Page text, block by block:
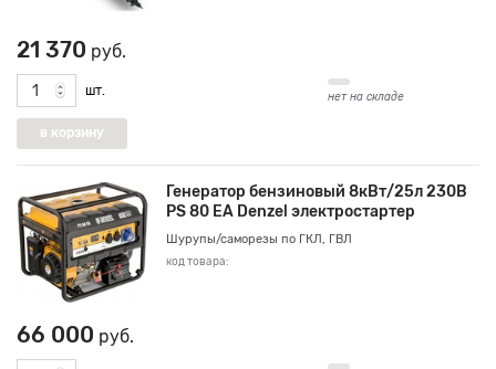
21 370 руб.
шт. нет на складе
Генератор бензиновый 8кВт/25л 230В
PS 80 EA Denzel электростартер
Шурупы/саморезы по ГКЛ, ГВЛ
код товара:
66 000 руб.